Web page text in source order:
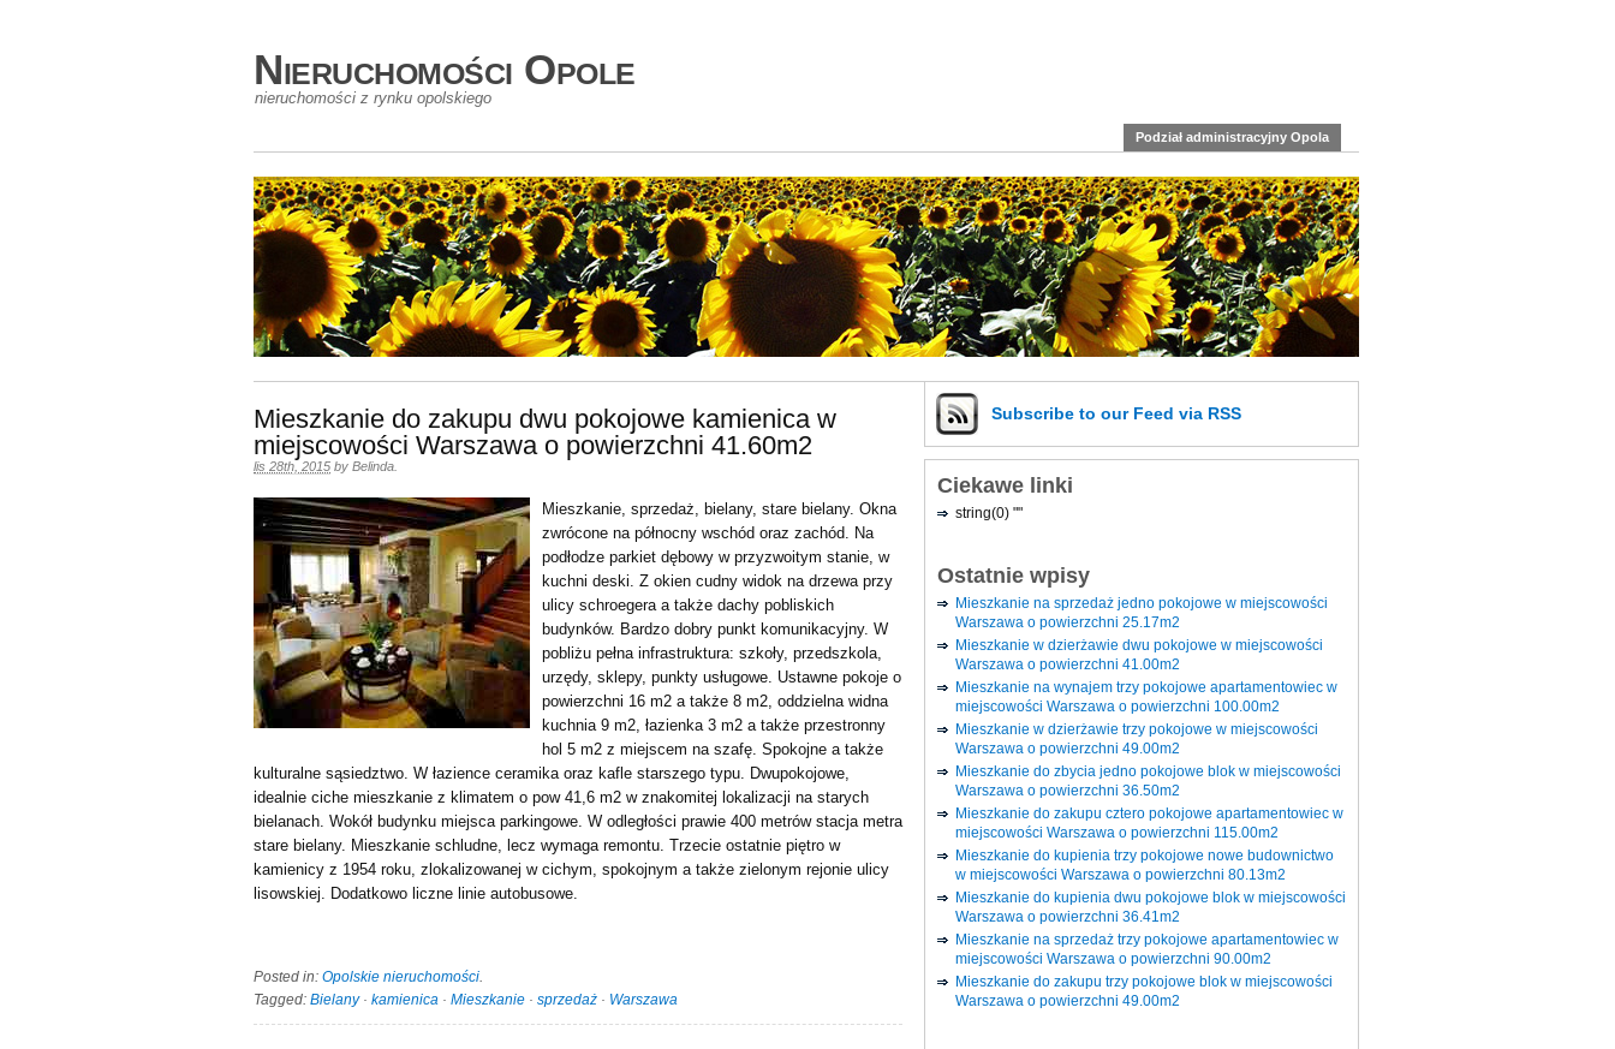
Nieruchomości Opole
nieruchomości z rynku opolskiego
Podział administracyjny Opola
Mieszkanie do zakupu dwu pokojowe kamienica w
miejscowości Warszawa o powierzchni 41.60m2
lis 28th, 2015 by Belinda
Mieszkanie, sprzedaż, bielany, stare bielany. Okna
zwrócone na północny wschód oraz zachód. Na
podłodze parkiet dębowy w przyzwoitym stanie, w
kuchni deski. Z okien cudny widok na drzewa przy
ulicy schroegera a także dachy pobliskich
budynków. Bardzo dobry punkt komunikacyjny. W
pobliżu pełna infrastruktura: szkoły, przedszkola,
urzędy, sklepy, punkty usługowe. Ustawne pokoje o
powierzchni 16 m2 a także 8 m2, oddzielna widna
kuchnia 9 m2, łazienka 3 m2 a także przestronny
hol 5 m2 z miejscem na szafę. Spokojne a także
kulturalne sąsiedztwo. W łazience ceramika oraz kafle starszego typu. Dwupokojowe,
idealnie ciche mieszkanie z klimatem o pow 41,6 m2 w znakomitej lokalizacji na starych
bielanach. Wokół budynku miejsca parkingowe. W odległości prawie 400 metrów stacja metra
stare bielany. Mieszkanie schludne, lecz wymaga remontu. Trzecie ostatnie piętro w
kamienicy z 1954 roku, zlokalizowanej w cichym, spokojnym a także zielonym rejonie ulicy
lisowskiej. Dodatkowo liczne linie autobusowe.
Posted in: Opolskie nieruchomości.
Tagged: Bielany· kamienica · Mieszkanie · sprzedaż · Warszawa
Subscribe to our Feed via RSS
Ciekawe linki
string(0) ""
Ostatnie wpisy
Mieszkanie na sprzedaż jedno pokojowe w miejscowości
Warszawa o powierzchni 25.17m2
Mieszkanie w dzierżawie dwu pokojowe w miejscowości
Warszawa o powierzchni 41.00m2
Mieszkanie na wynajem trzy pokojowe apartamentowiec w
miejscowości Warszawa o powierzchni 100.00m2
Mieszkanie w dzierżawie trzy pokojowe w miejscowości
Warszawa o powierzchni 49.00m2
Mieszkanie do zbycia jedno pokojowe blok w miejscowości
Warszawa o powierzchni 36.50m2
Mieszkanie do zakupu cztero pokojowe apartamentowiec w
miejscowości Warszawa o powierzchni 115.00m2
Mieszkanie do kupienia trzy pokojowe nowe budownictwo
w miejscowości Warszawa o powierzchni 80.13m2
Mieszkanie do kupienia dwu pokojowe blok w miejscowości
Warszawa o powierzchni 36.41m2
Mieszkanie na sprzedaż trzy pokojowe apartamentowiec w
miejscowości Warszawa o powierzchni 90.00m2
Mieszkanie do zakupu trzy pokojowe blok w miejscowości
Warszawa o powierzchni 49.00m2